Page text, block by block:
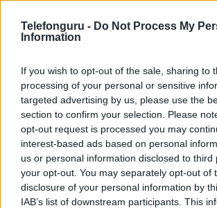
Telefonguru - Do Not Process My
Information
If you wish to opt-out of the sale, sharing to
processing of your personal or sensitive
targeted advertising by us, please use the
section to confirm your selection. Please
opt-out request is processed you may
interest-based ads based on personal
us or personal information disclosed to third
your opt-out. You may separately opt-out of
disclosure of your personal information by
IAB’s list of downstream participants. This
A One UI 9 érkezése új mesterséges
funkciókat és továbbfejlesztett
Galaxy készülék számára ez lesz az út
iPhone 18 bemutató
rántja le a leplet az Apple
csúcsmobilokról
2026.06.29 | Phone Arena
A szeptemberi eseményen az iPhone 18
mellett a régóta pletykált hajlítható
bemutatkozhat, miközben az
találgatások továbbra is beárnyékolják a